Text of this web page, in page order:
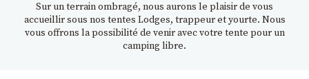
Sur un terrain ombragé, nous aurons le plaisir de vous
accueillir sous nos tentes Lodges, trappeur et yourte. Nous
vous offrons la possibilité de venir avec votre tente pour un
camping libre.